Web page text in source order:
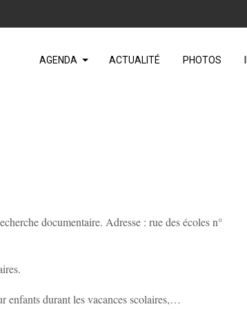
AGENDA ACTUALITÉ PHOTOS
documentaire. Adresse : rue des écoles n°
enfants durant les vacances scolaires,…